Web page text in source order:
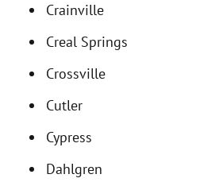
Crainville
Creal Springs
Crossville
Cutler
Cypress
Dahlgren